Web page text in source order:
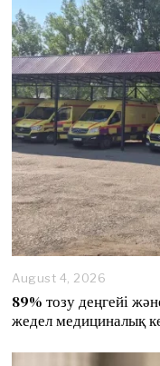
August 4, 2026
89% тозу деңгейі
жедел медициналық